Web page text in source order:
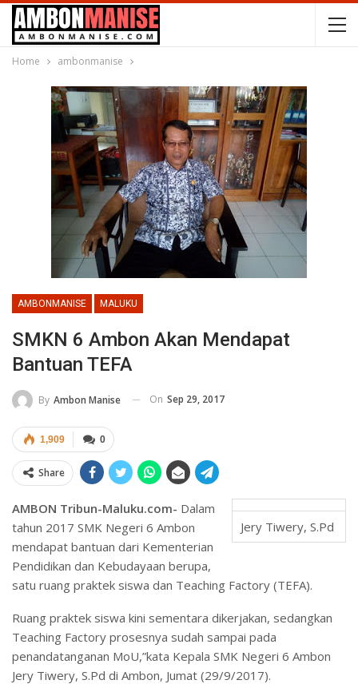
Home ambonmanise
AMBONMANISE MALUKU
SMKN 6 Ambon Akan Mendapat
Bantuan TEFA
By Ambon Manise On Sep 29, 2017
0
1,909
Share
Jery Tiwery, S.Pd
AMBON Tribun-Maluku.com- Dalam
tahun 2017 SMK Negeri 6 Ambon
mendapat bantuan dari Kementerian
Pendidikan dan Kebudayaan berupa,
satu ruang praktek siswa dan Teaching Factory (TEFA).
Ruang praktek siswa kini sementara dikerjakan, sedangkan
Teaching Factory prosesnya sudah sampai pada
penandatanganan MoU,”kata Kepala SMK Negeri 6 Ambon
Jery Tiwery, S.Pd di Ambon, Jumat (29/9/2017).